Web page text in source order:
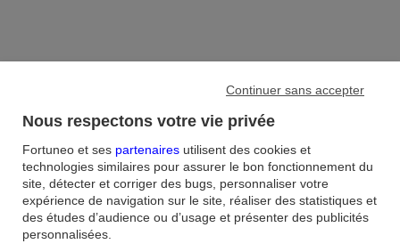
Comment suivre l’avancement d’une demande d’ouverture de
Aide et contact
FAQNous contacter / RéclamationsFormulairesAccessibilité : non
conformeSécuritéPlan du site
Nous respectons votre vie privée
Fortuneo et ses partenaires utilisent des cookies et
technologies similaires pour assurer le bon fonctionnement du
site, détecter et corriger des bugs, personnaliser votre
expérience de navigation sur le site, réaliser des statistiques et
des études d’audience ou d’usage et présenter des publicités
personnalisées.
Continuer sans accepter